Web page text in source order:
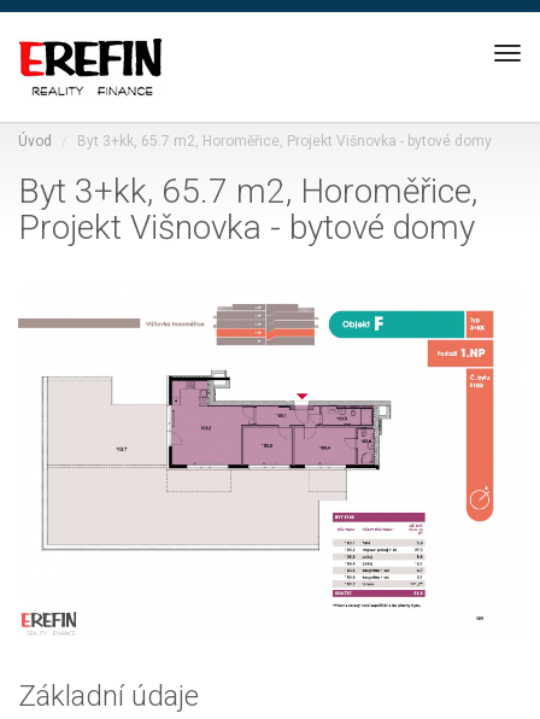
Úvod Byt 3+kk, 65.7 m2, Horoměřice, Projekt Višnovka - bytové domy
Byt 3+kk, 65.7 m2, Horoměřice,
Projekt Višnovka - bytové domy
Základní údaje